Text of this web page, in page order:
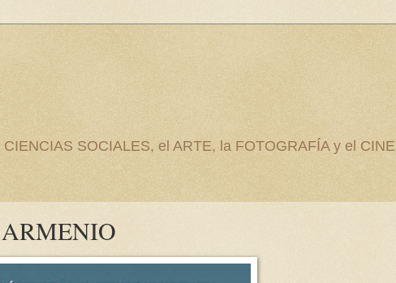
SOCIALES, el ARTE, la FOTOGRAFÍA y el CINE